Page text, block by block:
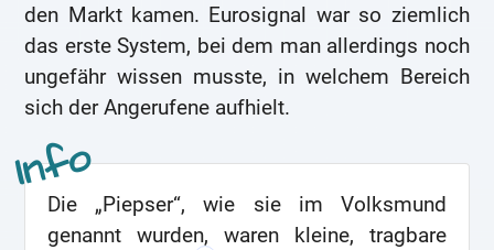
den Markt kamen. Eurosignal war so ziemlich
das erste System, bei dem man allerdings noch
ungefähr wissen musste, in welchem Bereich
sich der Angerufene aufhielt.
Die „Piepser“, wie sie im Volksmund
genannt wurden, waren kleine, tragbare